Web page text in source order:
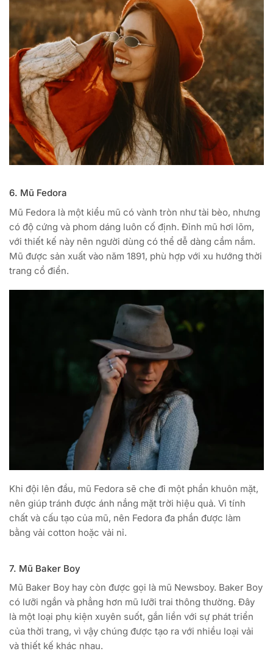
6. Mũ Fedora
Mũ Fedora là một kiểu mũ có vành tròn như tài bèo, nhưng
có độ cứng và phom dáng luôn cố định. Đỉnh mũ hơi lõm,
với thiết kế này nên người dùng có thể dễ dàng cầm nắm.
Mũ được sản xuất vào năm 1891, phù hợp với xu hướng thời
trang cổ điển.
Khi đội lên đầu, mũ Fedora sẽ che đi một phần khuôn mặt,
nên giúp tránh được ánh nắng mặt trời hiệu quả. Vì tính
chất và cấu tạo của mũ, nên Fedora đa phần được làm
bằng vải cotton hoặc vải nỉ.
7. Mũ Baker Boy
Mũ Baker Boy hay còn được gọi là mũ Newsboy. Baker Boy
có lưỡi ngắn và phẳng hơn mũ lưỡi trai thông thường. Đây
là một loại phụ kiện xuyên suốt, gắn liền với sự phát triển
của thời trang, vì vậy chúng được tạo ra với nhiều loại vải
và thiết kế khác nhau.